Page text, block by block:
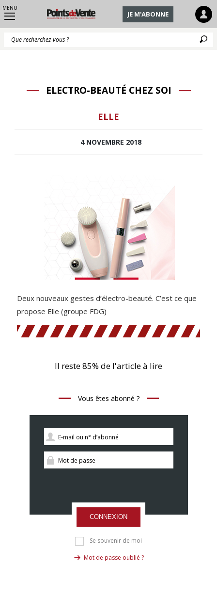
MENU
JE M'ABONNE
ELECTRO-BEAUTÉ CHEZ SOI
ELLE
4 NOVEMBRE 2018
Deux nouveaux gestes d’électro-beauté. C’est ce que
propose Elle (groupe FDG)
Il reste 85% de l'article à lire
Vous êtes abonné ?
CONNEXION
Se souvenir de moi
Mot de passe oublié ?